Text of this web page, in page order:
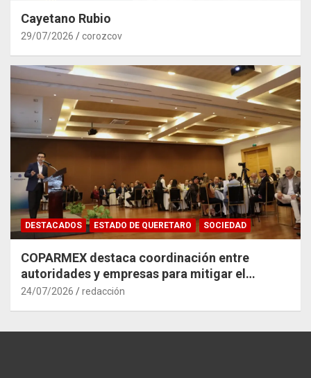
Cayetano Rubio
29/07/2026 corozcov
DESTACADOS ESTADO DE QUERETARO SOCIEDAD
COPARMEX destaca coordinación entre
autoridades y empresas para mitigar el
impacto del Tren México–Querétaro
24/07/2026 redacción